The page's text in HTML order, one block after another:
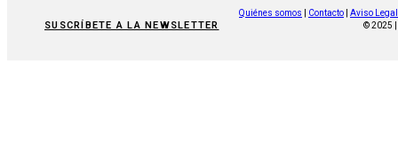
SUSCRÍBETE A LA NEWSLETTER
Quiénes somos Contacto
Aviso Legal
© 2025